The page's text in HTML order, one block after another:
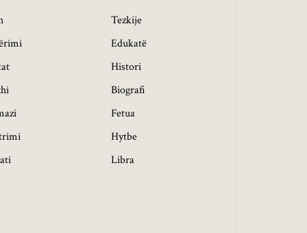
Tezkije
Edukatë
Histori
Biografi
Fetua
Hytbe
Libra